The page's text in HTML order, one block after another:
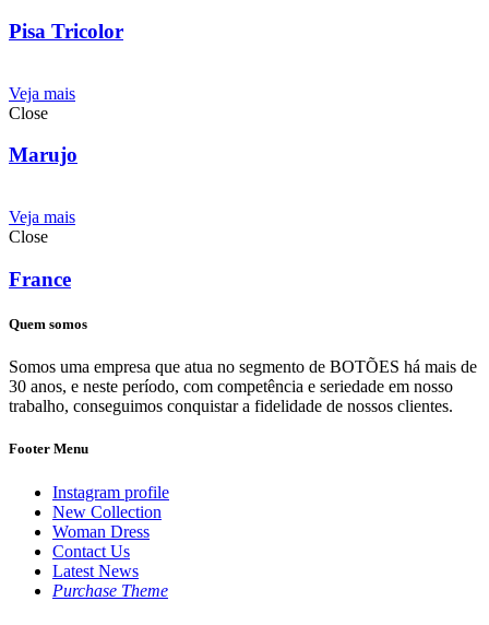
Pisa Tricolor
Veja mais
Close
Marujo
Veja mais
Close
France
Quem somos
Somos uma empresa que atua no segmento de BOTÕES há mais de
30 anos, e neste período, com competência e seriedade em nosso
trabalho, conseguimos conquistar a fidelidade de nossos clientes.
Footer Menu
Instagram profile
New Collection
Woman Dress
Contact Us
Latest News
Purchase Theme